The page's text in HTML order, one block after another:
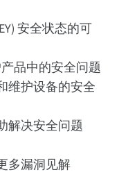
安全状态的可
品中的安全问题
维护设备的安全
解决安全问题
多漏洞见解